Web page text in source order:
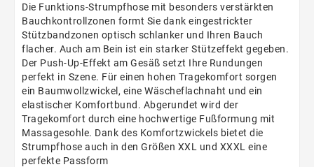
Die Funktions-Strumpfhose mit besonders verstärkten
Bauchkontrollzonen formt Sie dank eingestrickter
Stützbandzonen optisch schlanker und Ihren Bauch
flacher. Auch am Bein ist ein starker Stützeffekt gegeben.
Der Push-Up-Effekt am Gesäß setzt Ihre Rundungen
perfekt in Szene. Für einen hohen Tragekomfort sorgen
ein Baumwollzwickel, eine Wäscheflachnaht und ein
elastischer Komfortbund. Abgerundet wird der
Tragekomfort durch eine hochwertige Fußformung mit
Massagesohle. Dank des Komfortzwickels bietet die
Strumpfhose auch in den Größen XXL und XXXL eine
perfekte Passform